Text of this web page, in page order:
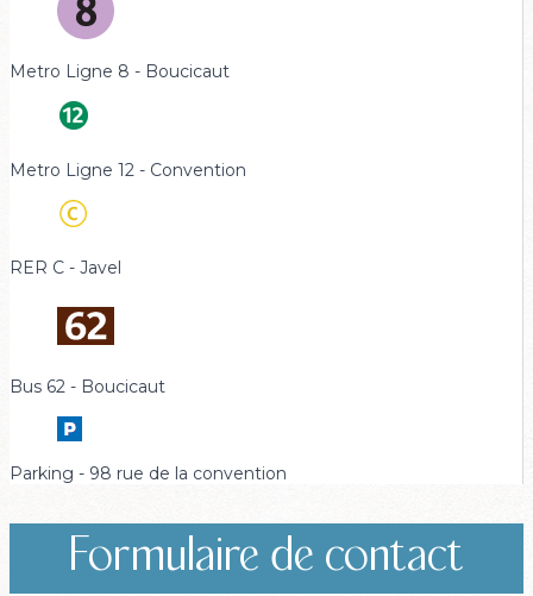
Metro Ligne 8 - Boucicaut
Metro Ligne 12 - Convention
RER C - Javel
Bus 62 - Boucicaut
Parking - 98 rue de la convention
Formulaire de contact